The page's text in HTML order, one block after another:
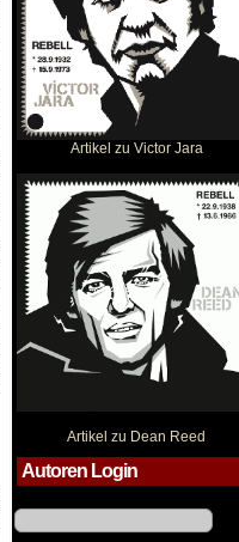
Artikel zu Victor Jara
Artikel zu Dean Reed
Autoren Login